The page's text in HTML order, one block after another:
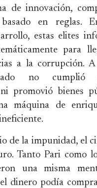
de innovación,
basado en reglas.
estas elites
para
a la corrupción.
no cumplió
promovió bienes
máquina de
de la impunidad, el
Tanto Pari como
una misma
dinero podía